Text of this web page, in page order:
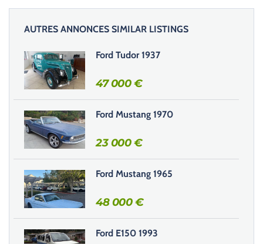
s
e
r
c
c
h
a
m
p
v
i
d
e
AUTRES ANNONCES SIMILAR LISTINGS
Ford Tudor 1937
47 000€
Ford Mustang 1970
23 000€
Ford Mustang 1965
48 000€
Ford E150 1993